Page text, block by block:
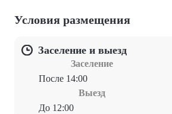
Условия размещения
Заселение и выезд
Заселение
После 14:00
Выезд
До 12:00